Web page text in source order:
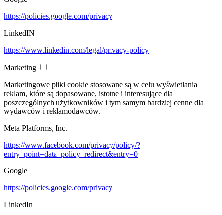
https://policies.google.com/privacy
LinkedIN
https://www.linkedin.com/legal/privacy-policy
Marketing
Marketingowe pliki cookie stosowane są w celu wyświetlania
reklam, które są dopasowane, istotne i interesujące dla
poszczególnych użytkowników i tym samym bardziej cenne dla
wydawców i reklamodawców.
Meta Platforms, Inc.
https://www.facebook.com/privacy/policy/?
entry_point=data_policy_redirect&entry=0
Google
https://policies.google.com/privacy
LinkedIn